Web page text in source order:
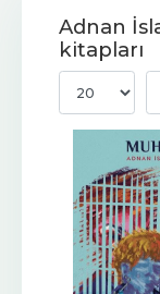
Adnan
kitapları